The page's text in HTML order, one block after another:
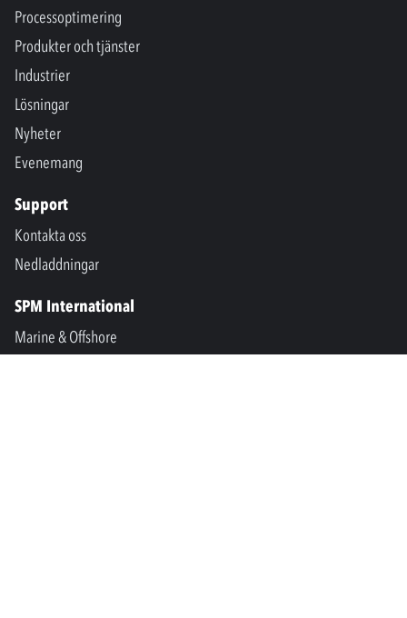
Processoptimering
Produkter och tjänster
Industrier
Lösningar
Nyheter
Evenemang
Support
Kontakta oss
Nedladdningar
SPM International
Marine & Offshore